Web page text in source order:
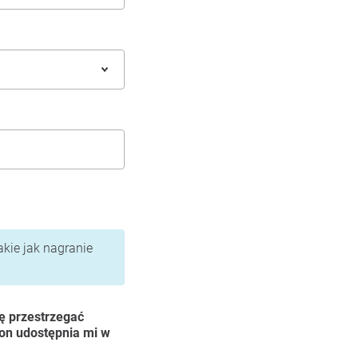
jak nagranie
przestrzegać
udostępnia mi w